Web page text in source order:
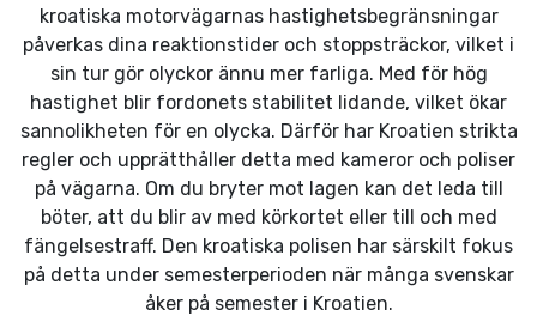
kroatiska motorvägarnas hastighetsbegränsningar
påverkas dina reaktionstider och stoppsträckor, vilket i
sin tur gör olyckor ännu mer farliga. Med för hög
hastighet blir fordonets stabilitet lidande, vilket ökar
sannolikheten för en olycka. Därför har Kroatien strikta
regler och upprätthåller detta med kameror och poliser
på vägarna. Om du bryter mot lagen kan det leda till
böter, att du blir av med körkortet eller till och med
fängelsestraff. Den kroatiska polisen har särskilt fokus
på detta under semesterperioden när många svenskar
åker på semester i Kroatien.